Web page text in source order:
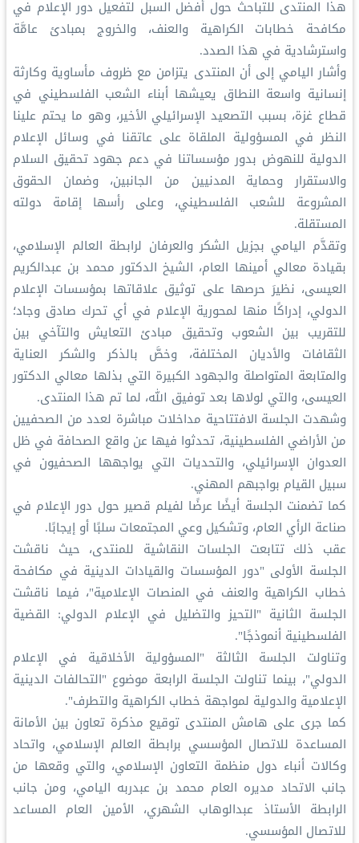
هذا المنتدى للتباحث حول أفضل السبل لتفعيل دور الإعلام في
مكافحة خطابات الكراهية والعنف، والخروج بمبادئ عامَّة
واسترشادية في هذا الصدد.
وأشار اليامي إلى أن المنتدى يتزامن مع ظروف مأساوية وكارثة
إنسانية واسعة النطاق يعيشها أبناء الشعب الفلسطيني في
قطاع غزة، بسبب التصعيد الإسرائيلي الأخير، وهو ما يحتم علينا
النظر في المسؤولية الملقاة على عاتقنا في وسائل الإعلام
الدولية للنهوض بدور مؤسساتنا في دعم جهود تحقيق السلام
والاستقرار وحماية المدنيين من الجانبين، وضمان الحقوق
المشروعة للشعب الفلسطيني، وعلى رأسها إقامة دولته
المستقلة.
وتقدَّم اليامي بجزيل الشكر والعرفان لرابطة العالم الإسلامي،
بقيادة معالي أمينها العام، الشيخ الدكتور محمد بن عبدالكريم
العيسى، نظيرَ حرصها على توثيق علاقاتها بمؤسسات الإعلام
الدولي، إدراكًا منها لمحورية الإعلام في أي تحرك صادق وجاد؛
للتقريب بين الشعوب وتحقيق مبادئ التعايش والتآخي بين
الثقافات والأديان المختلفة، وخصَّ بالذكر والشكر العناية
والمتابعة المتواصلة والجهود الكبيرة التي بذلها معالي الدكتور
العيسى، والتي لولاها بعد توفيق الله، لما تم هذا المنتدى.
وشهدت الجلسة الافتتاحية مداخلات مباشرة لعدد من الصحفيين
من الأراضي الفلسطينية، تحدثوا فيها عن واقع الصحافة في ظل
العدوان الإسرائيلي، والتحديات التي يواجهها الصحفيون في
سبيل القيام بواجبهم المهني.
كما تضمنت الجلسة أيضًا عرضًا لفيلم قصير حول دور الإعلام في
صناعة الرأي العام، وتشكيل وعي المجتمعات سلبًا أو إيجابًا.
عقب ذلك تتابعت الجلسات النقاشية للمنتدى، حيث ناقشت
الجلسة الأولى "دور المؤسسات والقيادات الدينية في مكافحة
خطاب الكراهية والعنف في المنصات الإعلامية"، فيما ناقشت
الجلسة الثانية "التحيز والتضليل في الإعلام الدولي: القضية
الفلسطينية أنموذجًا".
وتناولت الجلسة الثالثة "المسؤولية الأخلاقية في الإعلام
الدولي"، بينما تناولت الجلسة الرابعة موضوع "التحالفات الدينية
الإعلامية والدولية لمواجهة خطاب الكراهية والتطرف".
كما جرى على هامش المنتدى توقيع مذكرة تعاون بين الأمانة
المساعدة للاتصال المؤسسي برابطة العالم الإسلامي، واتحاد
وكالات أنباء دول منظمة التعاون الإسلامي، والتي وقعها من
جانب الاتحاد مديره العام محمد بن عبدربه اليامي، ومن جانب
الرابطة الأستاذ عبدالوهاب الشهري، الأمين العام المساعد
للاتصال المؤسسي.